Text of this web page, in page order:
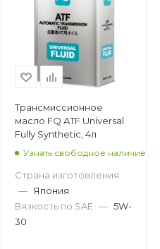
Трансмиссионное
масло FQ ATF Universal
Fully Synthetic, 4л
Узнать свободное наличие
Страна изготовления
— Япония
Вязкость по SAE — 5W-
30